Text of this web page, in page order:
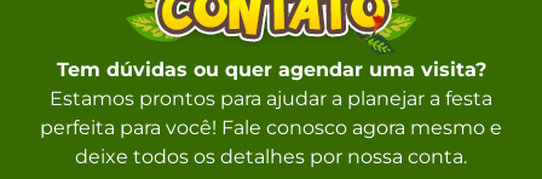
Tem dúvidas ou quer agendar uma visita?
Estamos prontos para ajudar a planejar a festa
perfeita para você! Fale conosco agora mesmo e
deixe todos os detalhes por nossa conta.